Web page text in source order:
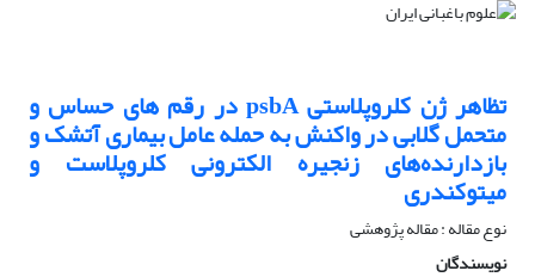
تظاهر ژن کلروپلاستی ‏psbA‏ در رقم های حساس و
متحمل گلابی در واکنش به حمله عامل بیماری ‏آتشک و
بازدارنده‌های زنجیره الکترونی کلروپلاست و
میتوکندری
نوع مقاله : مقاله پژوهشی
نویسندگان